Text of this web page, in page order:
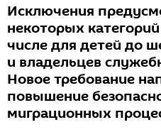
Исключения
некоторых
числе для детей до
и владельцев
Новое требование
повышение
миграционных